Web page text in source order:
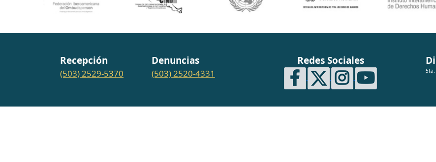
Recepción
(503) 2529-5370
Denuncias
(503) 2520-4331
Redes Sociales
5ta.